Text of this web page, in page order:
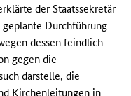
der Staatssekretär
geplante Durchführung
dessen feindlich-
gegen die
darstelle, die
Kirchenleitungen in